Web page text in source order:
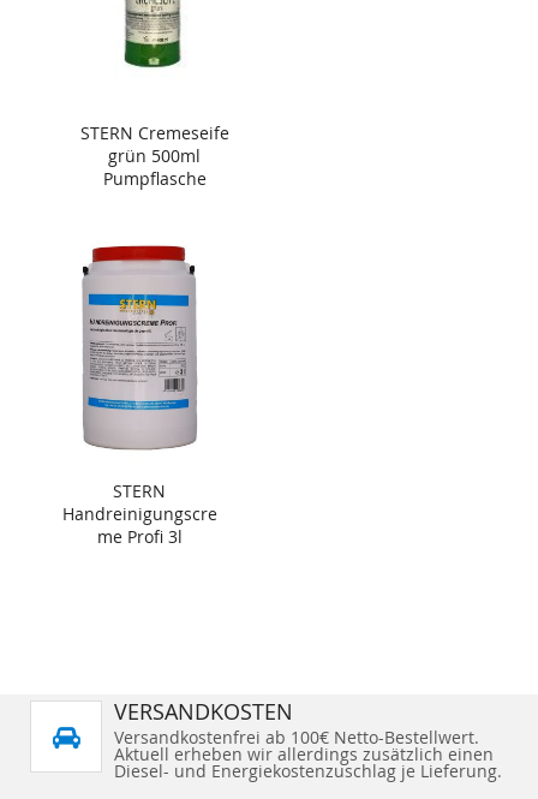
STERN Cremeseife
grün 500ml
Pumpflasche
STERN
Handreinigungscre
me Profi 3l
VERSANDKOSTEN
Versandkostenfrei ab 100€ Netto-Bestellwert.
Aktuell erheben wir allerdings zusätzlich einen
Diesel- und Energiekostenzuschlag je Lieferung.